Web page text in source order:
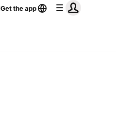
Get the app